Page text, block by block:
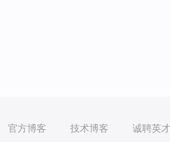
官方博客 技术博客 诚聘英才